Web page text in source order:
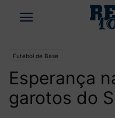
Futebol de Base
Esperança
garotos do